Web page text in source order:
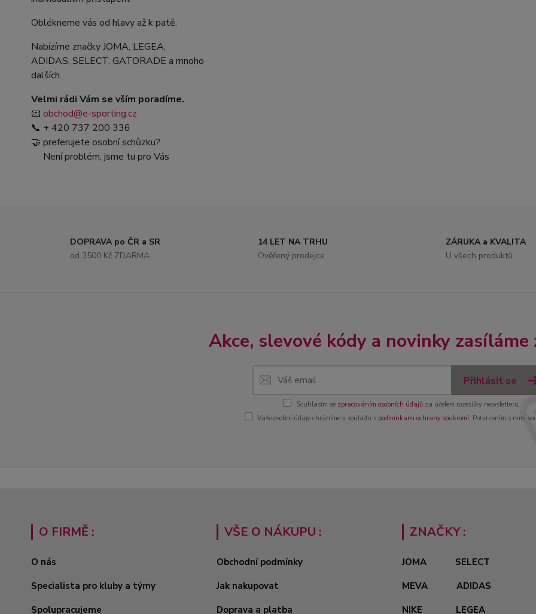
Oblékneme vás od hlavy až k patě.
Nabízíme značky JOMA, LEGEA,
ADIDAS, SELECT, GATORADE a mnoho
dalších.
Velmi rádi Vám se vším poradíme.
📧 obchod@e-sporting.cz
📞 + 420 737 200 336
🤝 preferujete osobní schůzku?
Není problém, jsme tu pro Vás
DOPRAVA po ČR a SR
od 3500 Kč ZDARMA
14 LET NA TRHU
Ověřený prodejce
ZÁRUKA a KVALITA
U všech produktů
Akce, slevové kódy a novinky zasíláme
Přihlásit se
Souhlasím se zpracováním osobních údajů za účelem rozesílky newsletteru.
Vaše osobní údaje chráníme v souladu s podmínkami ochrany soukromí. Potvrzením s nimi
O FIRMĚ :
O nás
Specialista pro kluby a týmy
Spolupracujeme
VŠE O NÁKUPU :
Obchodní podmínky
Jak nakupovat
Doprava a platba
ZNAČKY :
JOMA
SELECT
MEVA
ADIDAS
NIKE
LEGEA